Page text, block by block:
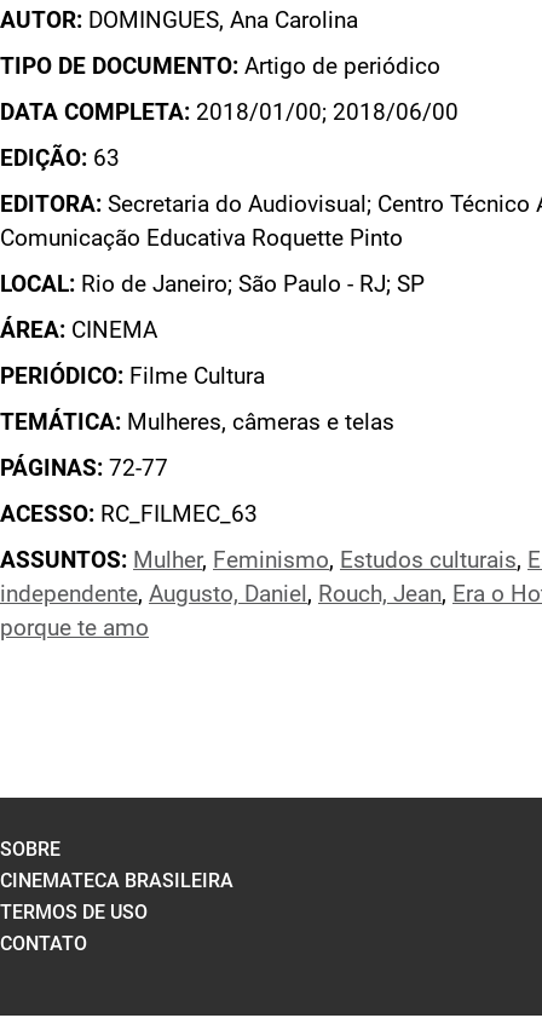
AUTOR: DOMINGUES, Ana Carolina
TIPO DE DOCUMENTO: Artigo de periódico
DATA COMPLETA: 2018/01/00; 2018/06/00
EDIÇÃO: 63
EDITORA: Secretaria do Audiovisual; Centro
Comunicação Educativa Roquette Pinto
LOCAL: Rio de Janeiro; São Paulo - RJ; SP
ÁREA: CINEMA
PERIÓDICO: Filme Cultura
TEMÁTICA: Mulheres, câmeras e telas
PÁGINAS: 72-77
ACESSO: RC_FILMEC_63
ASSUNTOS: Mulher, Feminismo, Estudos culturais,
independente, Augusto, Daniel , Rouch, Jean, Era o
porque te amo
SOBRE
CINEMATECA BRASILEIRA
TERMOS DE USO
CONTATO